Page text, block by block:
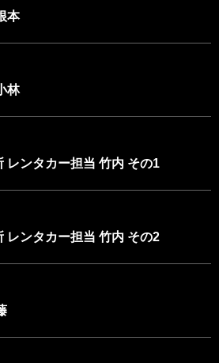
本
林
レンタカー担当 竹内 その1
レンタカー担当 竹内 その2